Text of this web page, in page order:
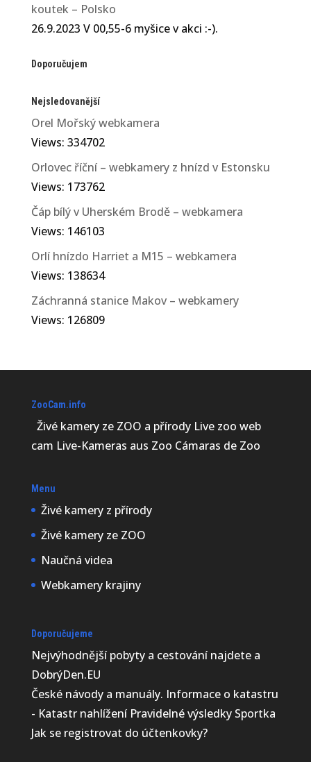
koutek – Polsko
26.9.2023 V 00,55-6 myšice v akci :-).
Doporučujem
Nejsledovanější
Orel Mořský webkamera
Views: 334702
Orlovec říční – webkamery z hnízd v Estonsku
Views: 173762
Čáp bílý v Uherském Brodě – webkamera
Views: 146103
Orlí hnízdo Harriet a M15 – webkamera
Views: 138634
Záchranná stanice Makov – webkamery
Views: 126809
ZooCam.info
Živé kamery ze ZOO a přírody Live zoo web
cam Live-Kameras aus Zoo Cámaras de Zoo
Menu
Živé kamery z přírody
Živé kamery ze ZOO
Naučná videa
Webkamery krajiny
Doporučujeme
Nejvýhodnější pobyty a cestování najdete a
DobrýDen.EU
České návodya manuály. Informace o katastru
- Katastr nahlíženíPravidelné výsledky Sportka
Jak se registrovat do účtenkovky?